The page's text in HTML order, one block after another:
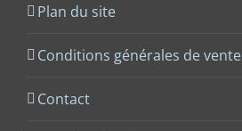
Plan du site
Conditions générales de vente
Contact